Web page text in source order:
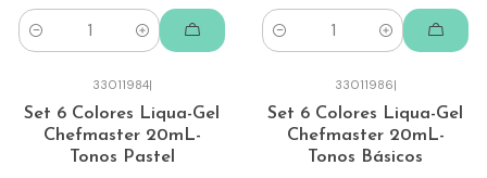
Cantidad Cantidad
-9%
33011984|
Set 6 Colores Liqua-Gel
Chefmaster 20mL-
Tonos Pastel
-14%
33011986|
Set 6 Colores Liqua-Gel
Chefmaster 20mL-
Tonos Básicos